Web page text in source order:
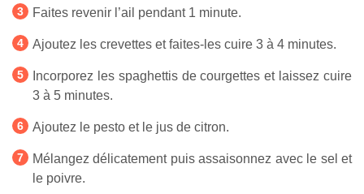
Faites revenir l’ail pendant 1 minute.
Ajoutez les crevettes et faites-les cuire 3 à 4 minutes.
Incorporez les spaghettis de courgettes et laissez cuire
3 à 5 minutes.
Ajoutez le pesto et le jus de citron.
Mélangez délicatement puis assaisonnez avec le sel et
le poivre.